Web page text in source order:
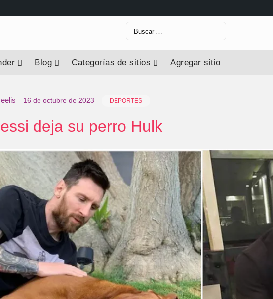
Blog Categorías de sitios Agregar sitio
16 de octubre de 2023 DEPORTES
deja su perro Hulk